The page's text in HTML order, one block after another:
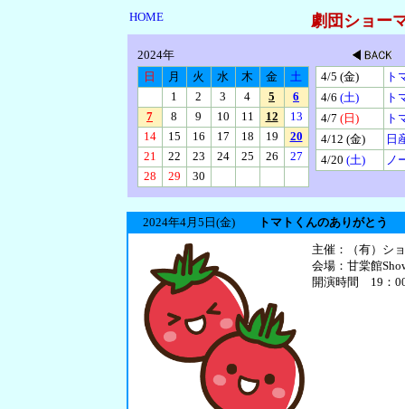
HOME 劇団ショー
2024年
日
月 火 水 木 金
土
1
2 3 4 5
6
7
8 9 10 11 12
13
14
15 16 17 18 19
20
21
22 23 24 25 26
27
28
29 30
4/5 (金)
ト
4/6 (土)
ト
4/7 (日)
ト
4/12 (金)
日
4/20 (土) ノ
2024年4月5日 (金)
トマトくんのありがとう
主催：（有）シ
会場：甘棠館
開演時間 19：